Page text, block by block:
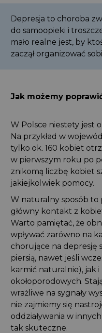
Depresja to choroba
do samoopieki i
mało realne jest, by
zaczął organizować
Jak możemy
W Polsce niestety jest
Na przykład w
tylko ok. 160 kobiet
w pierwszym roku po
znikomą liczbę kobiet
jakiejkolwiek pomocy.
W naturalny sposób to
główny kontakt z
Warto pamiętać, że
wpływać zarówno na
chorujące na depresję
piersią, nawet jeśli
karmić naturalnie), jak i
okołoporodowych.
wrażliwe na sygnały
nie zajmiemy się
oddziaływania w
tak skuteczne.